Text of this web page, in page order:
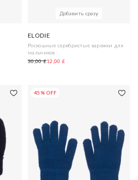
Добавить сразу
ELODIE
Роскошные серебристые варежки для
мальчиков
30,00 £12,00 £
45% OFF